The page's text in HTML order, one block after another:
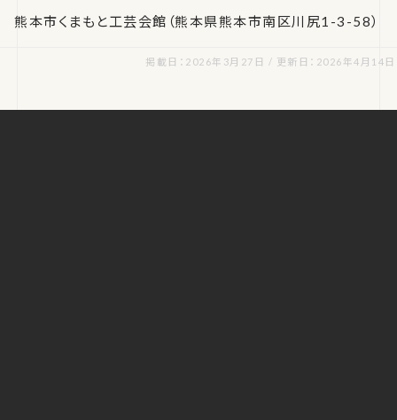
熊本市くまもと工芸会館（熊本県熊本市南区川尻1-3-58）
掲載日：2026年3月27日 / 更新日：2026年4月14日